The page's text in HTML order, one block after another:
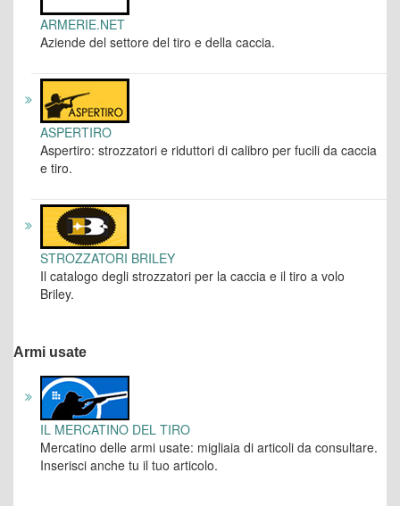
ARMERIE.NET
Aziende del settore del tiro e della caccia.
ASPERTIRO
Aspertiro: strozzatori e riduttori di calibro per fucili da caccia
e tiro.
STROZZATORI BRILEY
Il catalogo degli strozzatori per la caccia e il tiro a volo
Briley.
Armi usate
IL MERCATINO DEL TIRO
Mercatino delle armi usate: migliaia di articoli da consultare.
Inserisci anche tu il tuo articolo.